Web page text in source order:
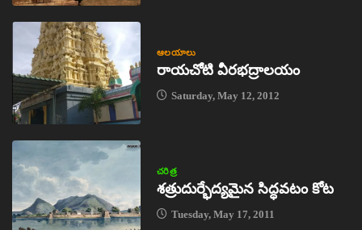
ఆలయాలు
రాయచోటి వీరభద్రాలయం
Saturday, May 12, 2012
చరిత్ర
శత్రుదుర్భేద్యమైన సిద్ధవటం కోట
Tuesday, May 17, 2011